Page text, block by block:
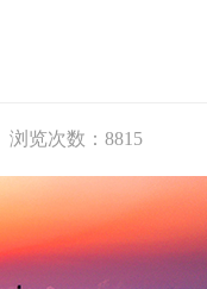
浏览次数： 8815